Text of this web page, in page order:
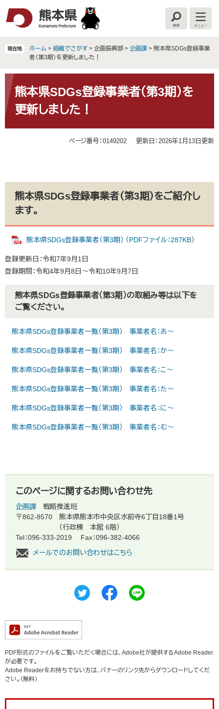
文
へ
検
索
メ
ニ
ー
現在地 ホーム > 組織でさがす > 企画振興部 > 企画課 > 熊本県SDGs登録事業
者（第3期）を更新しました！
文 熊本県SDGs登録事業者（第3期）を
更新しました！
ページ番号：0149202 更新日：2026年1月13日更新
熊本県SDGs登録事業者（第3期）をご紹介し
ます。
熊本県SDGs登録事業者（第3期） （PDFファイル：287KB）
登録更新日：令和7年9月1日
登録期間：令和4年9月8日～令和10年9月7日
熊本県SDGs登録事業者（第3期）の取組み等は以下を
ご覧ください。
熊本県SDGs登録事業者一覧（第3期） 事業者名：あ～
熊本県SDGs登録事業者一覧（第3期） 事業者名：か～
熊本県SDGs登録事業者一覧（第3期） 事業者名：こ～
熊本県SDGs登録事業者一覧（第3期） 事業者名：た～
熊本県SDGs登録事業者一覧（第3期） 事業者名：に～
熊本県SDGs登録事業者一覧（第3期） 事業者名：む～
このページに関するお問い合わせ先
企画課
戦略推進班
〒862-8570
熊本県熊本市中央区水前寺6丁目18番1号
（行政棟 本館 6階）
Tel：096-333-2019
Fax：096-382-4066
メールでのお問い合わせはこちら
PDF形式のファイルをご覧いただく場合には、Adobe社が提供するAdobe Reader
が必要です。
Adobe Readerをお持ちでない方は、バナーのリンク先からダウンロードしてくだ
さい。（無料）